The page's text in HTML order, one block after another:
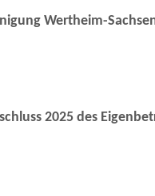
Wertheim-
2025 des